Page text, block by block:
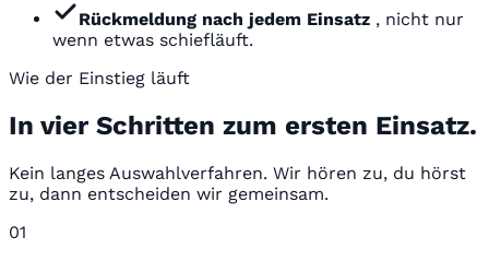
Rückmeldung nach jedem Einsatz , nicht nur
wenn etwas schiefläuft.
Wie der Einstieg läuft
In vier Schritten zum ersten Einsatz.
Kein langes Auswahlverfahren. Wir hören zu, du hörst
zu, dann entscheiden wir gemeinsam.
01